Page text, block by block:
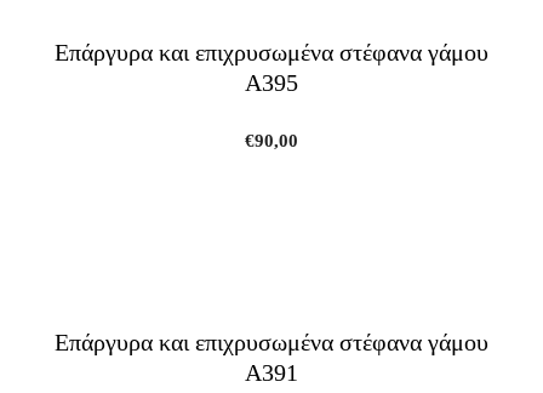
Επάργυρα και επιχρυσωμένα στέφανα γάμου
A395
€90,00
Επάργυρα και επιχρυσωμένα στέφανα γάμου
A391